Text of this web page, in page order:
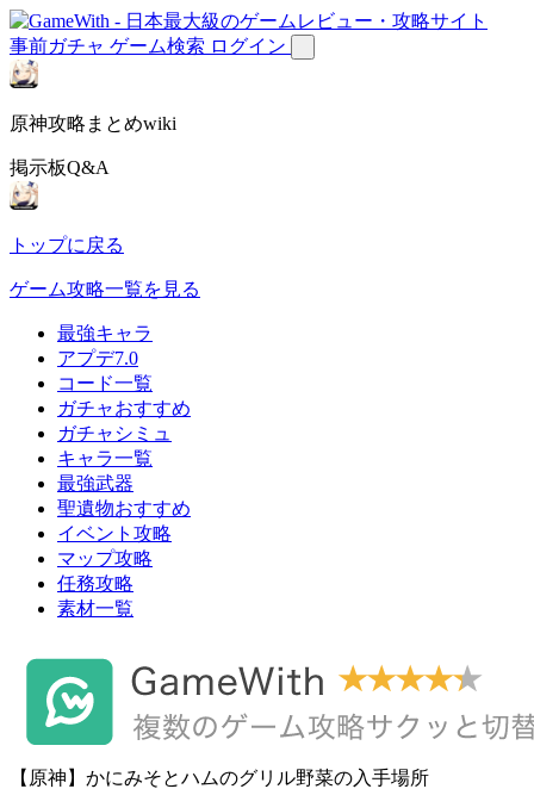
事前ガチャ ゲーム検索 ログイン
原神攻略まとめwiki
掲示板Q&A
トップに戻る
ゲーム攻略一覧を見る
最強キャラ
アプデ7.0
コード一覧
ガチャおすすめ
ガチャシミュ
キャラ一覧
最強武器
聖遺物おすすめ
イベント攻略
マップ攻略
任務攻略
素材一覧
【原神】かにみそとハムのグリル野菜の入手場所